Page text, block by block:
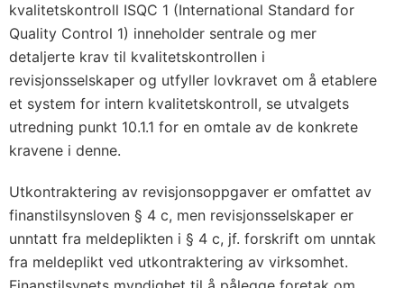
1
8
m
l
e
m
m
kvalitetskontroll ISQC 1 (International Standard for
Quality Control 1) inneholder sentrale og mer
detaljerte krav til kvalitetskontrollen i
revisjonsselskaper og utfyller lovkravet om å etablere
et system for intern kvalitetskontroll, se utvalgets
utredning punkt 10.1.1 for en omtale av de konkrete
kravene i denne.
Utkontraktering av revisjonsoppgaver er omfattet av
finanstilsynsloven § 4 c, men revisjonsselskaper er
unntatt fra meldeplikten i § 4 c, jf. forskrift om unntak
fra meldeplikt ved utkontraktering av virksomhet.